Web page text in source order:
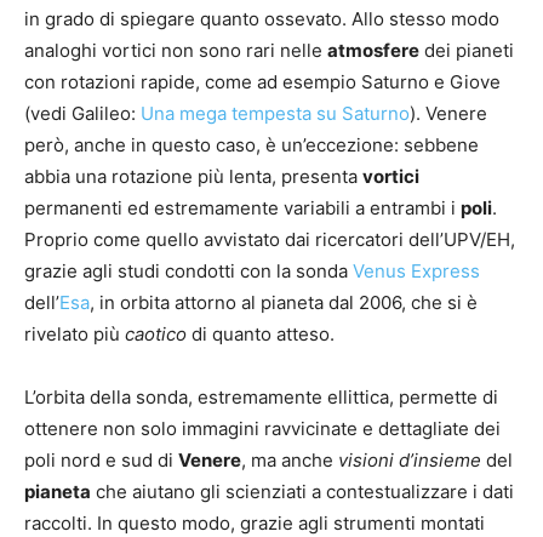
in grado di spiegare quanto ossevato. Allo stesso modo
analoghi vortici non sono rari nelle atmosfere dei pianeti
con rotazioni rapide, come ad esempio Saturno e Giove
(vedi Galileo: Una mega tempesta su Saturno). Venere
però, anche in questo caso, è un’eccezione: sebbene
abbia una rotazione più lenta, presenta vortici
permanenti ed estremamente variabili a entrambi i poli.
Proprio come quello avvistato dai ricercatori dell’UPV/EH,
grazie agli studi condotti con la sonda Venus Express
dell’Esa, in orbita attorno al pianeta dal 2006, che si è
rivelato più caotico di quanto atteso.
L’orbita della sonda, estremamente ellittica, permette di
ottenere non solo immagini ravvicinate e dettagliate dei
poli nord e sud di Venere, ma anche visioni d’insieme del
pianeta che aiutano gli scienziati a contestualizzare i dati
raccolti. In questo modo, grazie agli strumenti montati